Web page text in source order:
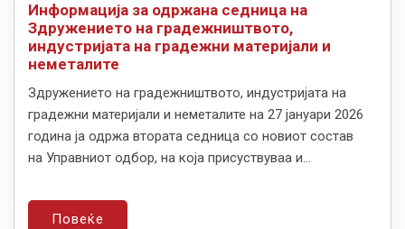
Информација за одржана седница на
Здружението на градежништвото,
индустријата на градежни материјали и
неметалите
Здружението на градежништвото, индустријата на
градежни материјали и неметалите на 27 јануари 2026
година ја одржа втората седница со новиот состав
на Управниот одбор, на која присуствуваа и...
Повеќе